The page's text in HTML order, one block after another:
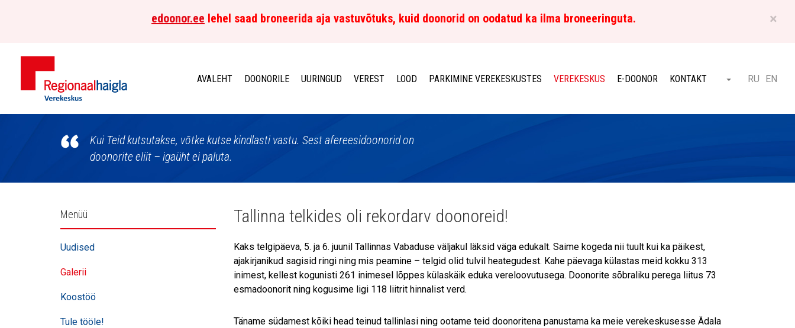
×
edoonor.ee lehel saad broneerida aja vastuvõtuks, kuid doonorid on oodatud ka ilma broneeringuta.
Põhja-
AVALEHT DOONORILE UURINGUD VEREST LOOD PARKIMINE VEREKESKUSTES VEREKESKUS E-DOONOR KONTAKT Otsi ET
RU EN
Kui Teid kutsutakse, võtke kutse kindlasti vastu. Sest afereesidoonorid on
doonorite eliit – igaüht ei paluta.
Külgpaani
navigatsioon
Menüü
Uudised
Galerii
Koostöö
Tule tööle!
Tallinna telkides oli rekordarv doonoreid!
Kaks telgipäeva, 5. ja 6. juunil Tallinnas Vabaduse väljakul läksid väga edukalt. Saime kogeda nii tuult kui ka päikest,
ajakirjanikud sagisid ringi ning mis peamine – telgid olid tulvil heategudest. Kahe päevaga külastas meid kokku 313
inimest, kellest kogunisti 261 inimesel lõppes külaskäik eduka vereloovutusega. Doonorite sõbraliku perega liitus 73
esmadoonorit ning kogusime ligi 118 liitrit hinnalist verd.
Täname südamest kõiki head teinud tallinlasi ning ootame teid doonoritena panustama ka meie verekeskusesse Ädala